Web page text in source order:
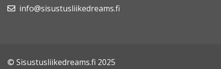
info@sisustusliikedreams.fi
© Sisustusliikedreams.fi 2025